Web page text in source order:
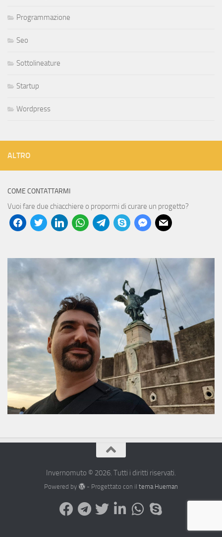
Programmazione
Seo
Sottolineature
Startup
Wordpress
ALTRO
COME CONTATTARMI
Vuoi fare due chiacchiere o propormi di curare un progetto?
facebooktwitter linkedinwhatsapptelegramskype messenger
mail
Invernomuto © 2026. Tutti i diritti riservati.
Powered by - Progettato con il tema Hueman